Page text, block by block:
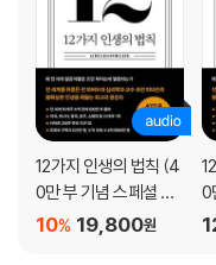
12가지 인생의 법칙 (4
0만 부 기념 스페셜 에
디션) 19,800원
10%
0